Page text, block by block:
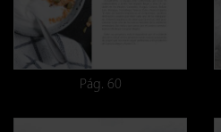
Pág. 60